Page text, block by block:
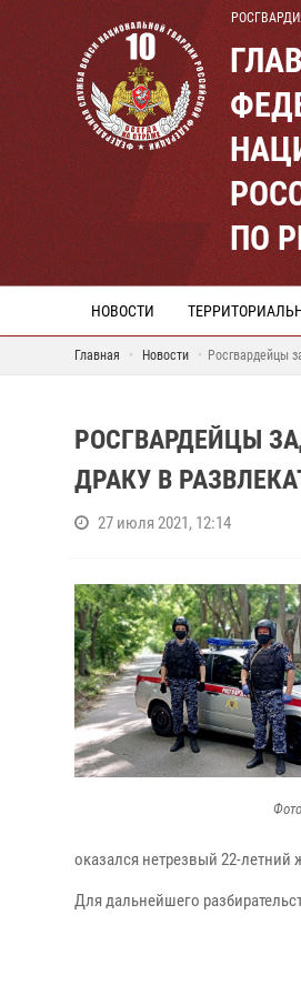
ПО
НОВОСТИ
Главная Новости Росгвардейцы
РОСГВАРДЕЙЦЫ
ДРАКУ В
27 июля 2021, 12:14
оказался нетрезвый 22-летний
Для дальнейшего